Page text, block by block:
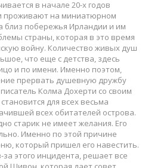
в начале 20-х годов
проживают на миниатюрном
близ побережья Ирландии и им
страны, которая в это время
войну. Количество живых душ
что еще с детства, здесь
и по имени. Именно поэтом,
прервать душевную дружбу
Колма Дохерти со своим
для всех весьма
всех обитателей острова.
старик не имеет желания. Его
Именно по этой причине
который пришел его навестить.
этого инцидента, решает все